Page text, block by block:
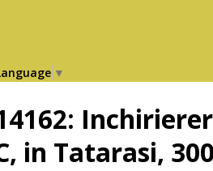
▼
in Tatarasi,